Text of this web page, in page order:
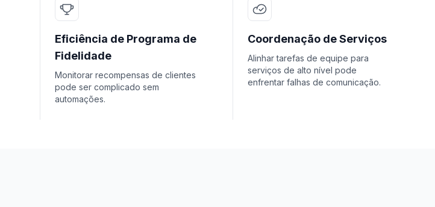
Eficiência de Programa de
Fidelidade
Monitorar recompensas de clientes
pode ser complicado sem
automações.
Coordenação de Serviços
Alinhar tarefas de equipe para
serviços de alto nível pode
enfrentar falhas de comunicação.